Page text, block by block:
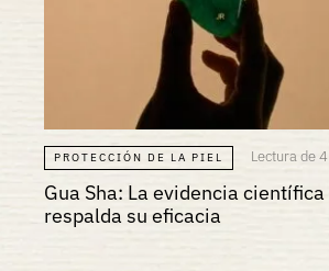
PROTECCIÓN DE LA PIEL Lectura de
Gua Sha: La evidencia científica
respalda su eficacia